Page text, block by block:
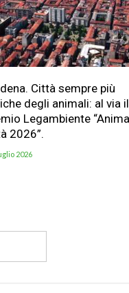
Città sempre più
degli animali: al via il
Legambiente
2026”.
2026